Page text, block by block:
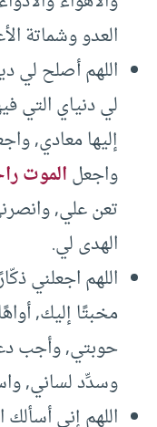
العدو وشماتة
اللهم أصلح لي
لي دنياي التي
إليها معادي,
واجعلالموت
تعن علي,
الهدى لي.
اللهم اجعلني
مخبتًا إليك,
حوبتي, وأجب
وسدِّد لساني,
اللهم إني